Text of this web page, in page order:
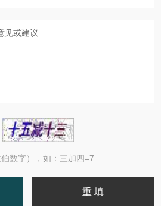
数字），如：三加四=7